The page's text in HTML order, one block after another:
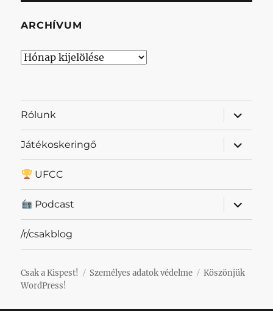
ARCHÍVUM
Archívum
Rólunk
almenü
Játékoskeringő
almenü
UFCC
Podcast
almenü
/r/csakblog
Csak a Kispest! Személyes adatok védelme
Köszönjük
WordPress!